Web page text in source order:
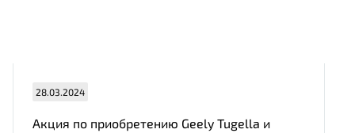
28.03.2024
Акция по приобретению Geely Tugella и